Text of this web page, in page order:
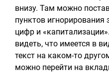
внизу. Там можно
пунктов игнорирования
цифр и
видеть, что имеется в
текст на каком-то
можно перейти на